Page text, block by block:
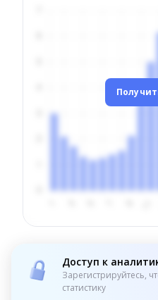
Доступ к
Зарегистрируйтесь,
статистику